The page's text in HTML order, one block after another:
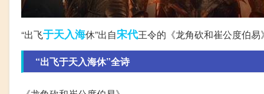
“出飞于天入海休”出自宋代王令的《龙角砍和崔公度伯易
“出飞于天入海休”全诗